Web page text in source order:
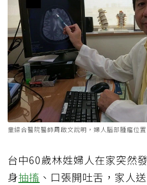
童綜合醫院醫師周啟文說明，婦人腦部腫瘤位
台中60歲林姓婦人在家突然
身抽搐 、口張開吐舌，家人